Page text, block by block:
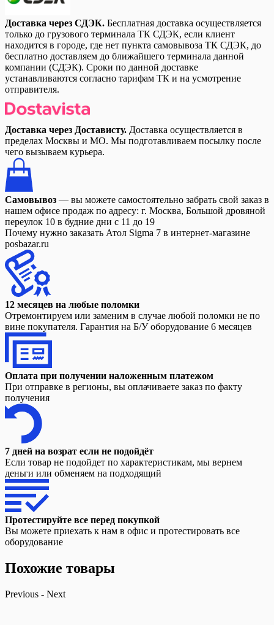
Доставка через СДЭК. Бесплатная доставка осуществляется
только до грузового терминала ТК СДЭК, если клиент
находится в городе, где нет пункта самовывоза ТК СДЭК, до
бесплатно доставляем до ближайшего терминала данной
компании (СДЭК). Сроки по данной доставке
устанавливаются согласно тарифам ТК и на усмотрение
отправителя.
Доставка через Достависту. Доставка осуществляется в
пределах Москвы и МО. Мы подготавливаем посылку после
чего вызываем курьера.
Самовывоз — вы можете самостоятельно забрать свой заказ в
нашем офисе продаж по адресу: г. Москва, Большой дровяной
переулок 10 в будние дни с 11 до 19
Почему нужно заказать Атол Sigma 7 в интернет-магазине
posbazar.ru
12 месяцев на любые поломки
Отремонтируем или заменим в случае любой поломки не по
вине покупателя. Гарантия на Б/У оборудование 6 месяцев
Оплата при получении наложенным платежом
При отправке в регионы, вы оплачиваете заказ по факту
получения
7 дней на возрат если не подойдёт
Если товар не подойдет по характеристикам, мы вернем
деньги или обменяем на подходящий
Протестируйте все перед покупкой
Вы можете приехать к нам в офис и протестировать все
оборудование
Похожие товары
Previous - Next